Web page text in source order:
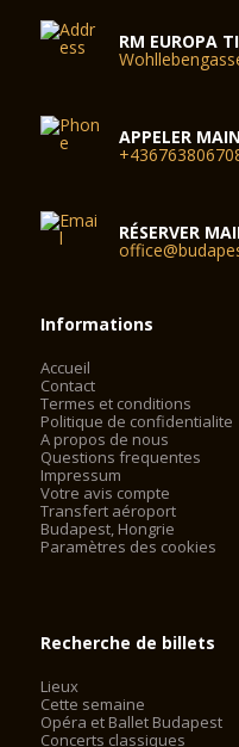
RM EUROPA
APPELER
RÉSERVER
Informations
Accueil
Contact
Termes et conditions
Politique de confidentialite
A propos de nous
Questions frequentes
Impressum
Votre avis compte
Transfert aéroport
Budapest, Hongrie
Paramètres des cookies
Recherche de billets
Lieux
Cette semaine
Opéra et Ballet Budapest
Concerts classiques